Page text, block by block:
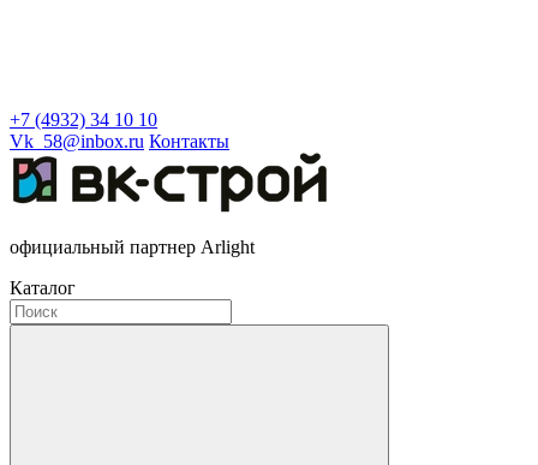
+7 (4932) 34 10 10
Vk_58@inbox.ru Контакты
официальный партнер Arlight
Каталог